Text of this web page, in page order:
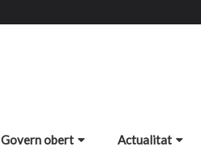
Govern obert Actualitat